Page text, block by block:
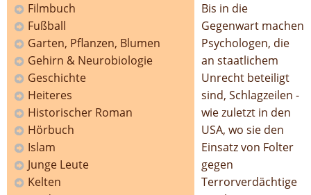
Filmbuch
Fußball
Garten, Pflanzen, Blumen
Gehirn & Neurobiologie
Geschichte
Heiteres
Historischer Roman
Hörbuch
Islam
Junge Leute
Kelten
Bis in die
Gegenwart machen
Psychologen, die
an staatlichem
Unrecht beteiligt
sind, Schlagzeilen -
wie zuletzt in den
USA, wo sie den
Einsatz von Folter
gegen
Terrorverdächtige